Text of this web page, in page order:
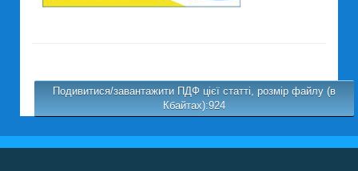
Подивитися/завантажити ПДФ цієї статті, розмір файлу (в
Кбайтах):924